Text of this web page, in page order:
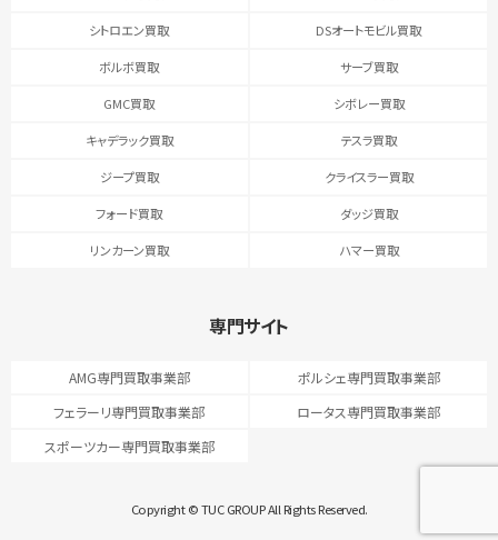
シトロエン買取 DSオートモビル買取
ボルボ買取 サーブ買取
GMC買取 シボレー買取
キャデラック買取 テスラ買取
ジープ買取 クライスラー買取
フォード買取 ダッジ買取
リンカーン買取 ハマー買取
専門サイト
AMG専門買取事業部
ポルシェ専門買取事業部
フェラーリ専門買取事業部
ロータス専門買取事業部
スポーツカー専門買取事業部
Copyright © TUC GROUP All Rights Reserved.